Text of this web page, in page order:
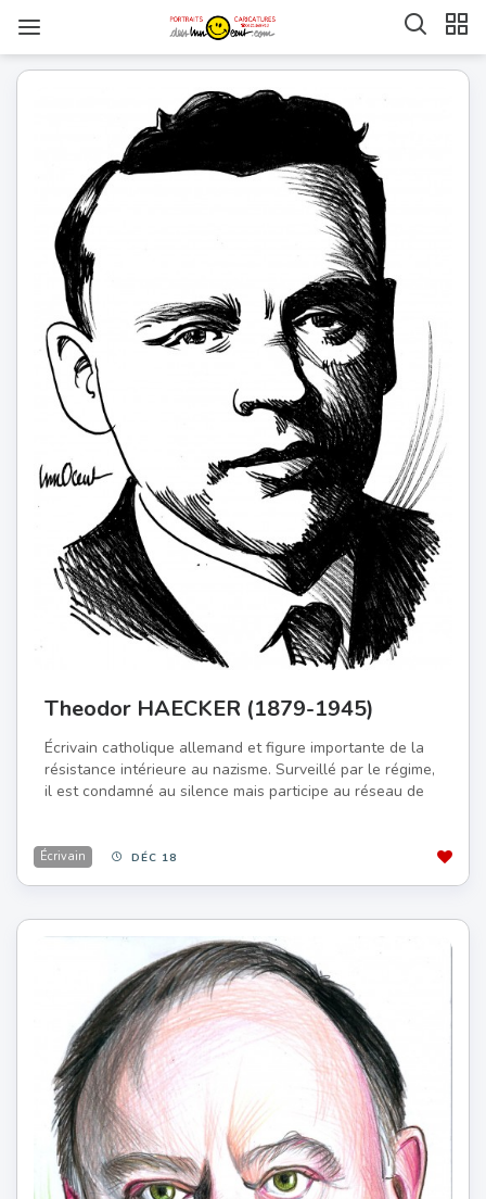
Theodor HAECKER (1879-1945)
Écrivain catholique allemand et figure importante de la
résistance intérieure au nazisme. Surveillé par le régime,
il est condamné au silence mais participe au réseau de
Écrivain DÉC 18